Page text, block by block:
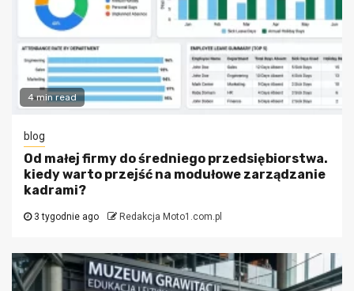
4 min read
blog
Od małej firmy do średniego przedsiębiorstwa.
kiedy warto przejść na modułowe zarządzanie
kadrami?
3 tygodnie ago Redakcja Moto1.com.pl